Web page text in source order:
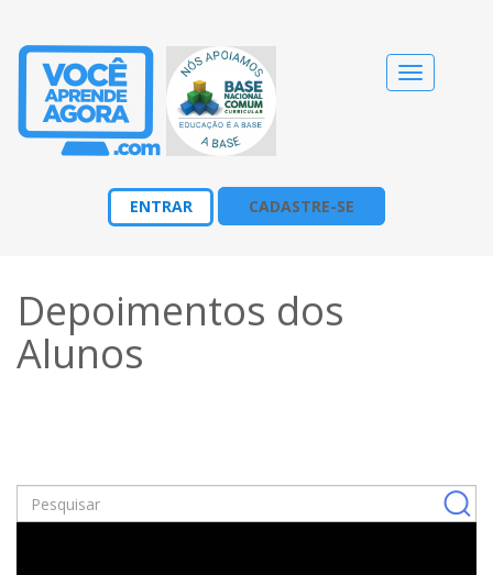
Alternar
navegação
ENTRAR CADASTRE-SE
Depoimentos dos
Alunos